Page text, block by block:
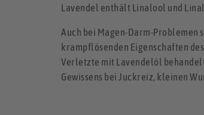
Lavendel enthält Linalool und
Auch bei Magen-Darm-
krampflösenden Eigenschaften
Verletzte mit Lavendelöl
Gewissens bei Juckreiz, kleinen